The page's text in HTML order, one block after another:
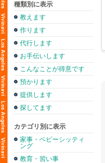
種類別に表示
教えます
作ります
代行します
お手伝いします
こんなことが得意です
預かります
提供します
探してます
カテゴリ別に表示
家事・ベビーシッティ
ング
教育・習い事